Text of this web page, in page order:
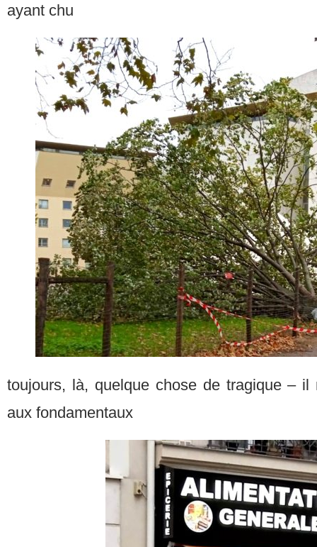
ayant chu
toujours, là, quelque chose de tragique – il
aux fondamentaux